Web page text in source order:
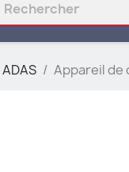
Appareil de